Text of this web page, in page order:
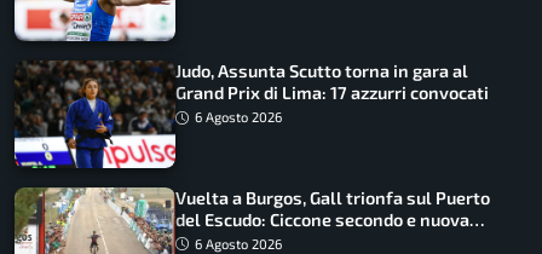
Judo, Assunta Scutto torna in gara al
Grand Prix di Lima: 17 azzurri convocati
6 Agosto 2026
Vuelta a Burgos, Gall trionfa sul Puerto
del Escudo: Ciccone secondo e nuova
maglia di leader
6 Agosto 2026